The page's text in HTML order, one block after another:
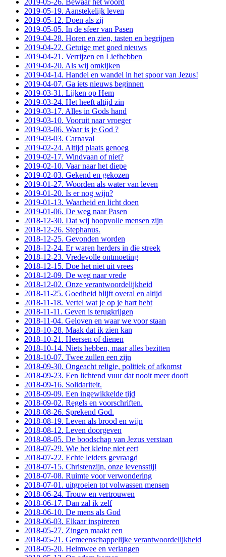
2019-05-19. Aanstekelijk leven
2019-05-12. Doen als zij
2019-05-05. In de sfeer van Pasen
2019-04-28. Horen en zien, tasten en begrijpen
2019-04-22. Getuige met goed nieuws
2019-04-21. Verrijzen en Liefhebben
2019-04-20. Als wij omkijken
2019-04-14. Handel en wandel in het spoor van Jezus!
2019-04-07. Ga iets nieuws beginnen
2019-03-31. Lijken op Hem
2019-03-24. Het heeft altijd zin
2019-03-17. Alles in Gods hand
2019-03-10. Vooruit naar vroeger
2019-03-06. Waar is je God ?
2019-03-03. Carnaval
2019-02-24. Altijd plaats genoeg
2019-02-17. Windvaan of niet?
2019-02-10. Vaar naar het diepe
2019-02-03. Gekend en gekozen
2019-01-27. Woorden als water van leven
2019-01-20. Is er nog wijn?
2019-01-13. Waarheid en licht doen
2019-01-06. De weg naar Pasen
2018-12-30. Dat wij hoopvolle mensen zijn
2018-12-26. Stephanus.
2018-12-25. Gevonden worden
2018-12-24. Er waren herders in die streek
2018-12-23. Vredevolle ontmoeting
2018-12-15. Doe het niet uit vrees
2018-12-09. De weg naar vrede
2018-12-02. Onze verantwoordelijkheid
2018-11-25. Goedheid blijft overal en altijd
2018-11-18. Vertel wat je op je hart hebt
2018-11-11. Geven is terugkrijgen
2018-11-04. Geloven en waar we voor staan
2018-10-28. Maak dat ik zien kan
2018-10-21. Heersen of dienen
2018-10-14. Niets hebben, maar alles bezitten
2018-10-07. Twee zullen een zijn
2018-09-30. Ongeacht religie, politiek of afkomst
2018-09-23. Een lichtend vuur dat nooit meer dooft
2018-09-16. Solidariteit.
2018-09-09. Een ingewikkelde tijd
2018-09-02. Regels en voorschriften.
2018-08-26. Sprekend God.
2018-08-19. Leven als brood en wijn
2018-08-12. Leven doorgeven
2018-08-05. De boodschap van Jezus verstaan
2018-07-29. Wie het kleine niet eert
2018-07-22. Echte leiders gevraagd
2018-07-15. Christenzijn, onze levensstijl
2018-07-08. Ruimte voor verwondering
2018-07-01. uitgroeien tot volwassen mensen
2018-06-24. Trouw en vertrouwen
2018-06-17. Dan zal ik zelf
2018-06-10. De mens als God
2018-06-03. Elkaar inspireren
2018-05-27. Zingen maakt een
2018-05-21. Gemeenschappelijke verantwoordelijkheid
2018-05-20. Heimwee en verlangen